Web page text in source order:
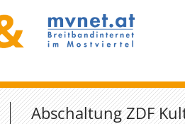
Abschaltung ZDF